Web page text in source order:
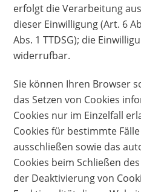
erfolgt die Verarbeitung
dieser Einwilligung (Art. 6
Abs. 1 TTDSG); die
widerrufbar.
Sie können Ihren Browser
das Setzen von Cookies
Cookies nur im Einzelfall
Cookies für bestimmte
ausschließen sowie das
Cookies beim Schließen
der Deaktivierung von